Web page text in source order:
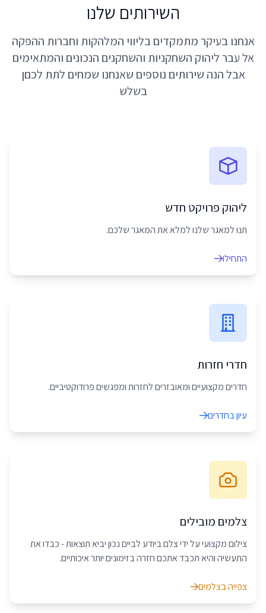
השירותים שלנו
אנחנו בעיקר מתמקדים בליווי המלהקות וחברות ההפקה
אל עבר ליהוק השחקניות והשחקנים הנכונים והמתאימים
אבל הנה שירותים נוספים שאנחנו שמחים לתת לכםן
בשלש
ליהוק פרויקט חדש
תנו למאגר שלנו למלא את המאגר שלכם.
התחילו
חדרי חזרות
חדרים מקצועיים ומאובזרים לחזרות ומפגשים פרודוקטיביים.
עיון בחדרים
צלמים מובילים
צילום מקצועי על ידי צלם ביודע לביים נכון יביא תוצאות - כבדו את
התעשיה והיא תכבד אתכם חזרה בזימונים יותר איכותיים.
צפייה בצלמים